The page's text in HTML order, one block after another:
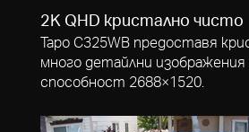
2K QHD кристално чисто
Tapo C325WB предоставя
много детайлни
способност 2688×1520.